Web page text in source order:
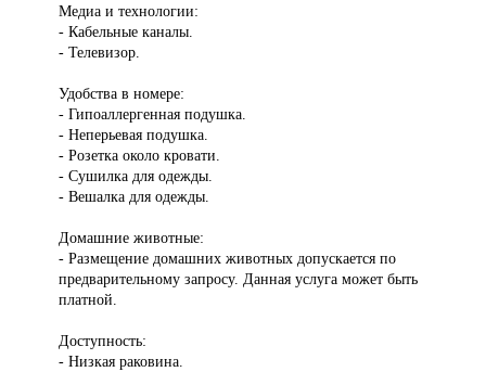
Медиа и технологии:
- Кабельные каналы.
- Телевизор.
Удобства в номере:
- Гипоаллергенная подушка.
- Неперьевая подушка.
- Розетка около кровати.
- Сушилка для одежды.
- Вешалка для одежды.
Домашние животные:
- Размещение домашних животных допускается по
предварительному запросу. Данная услуга может быть
платной.
Доступность:
- Низкая раковина.